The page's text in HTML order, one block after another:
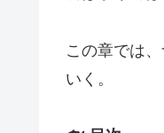
この章では
いく。